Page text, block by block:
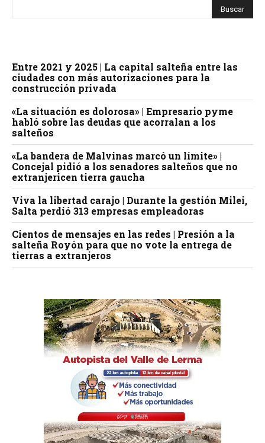
Entre 2021 y 2025 | La capital salteña entre las
ciudades con más autorizaciones para la
construcción privada
«La situación es dolorosa» | Empresario pyme
habló sobre las deudas que acorralan a los
salteños
«La bandera de Malvinas marcó un límite» |
Concejal pidió a los senadores salteños que no
extranjericen tierra gaucha
Viva la libertad carajo | Durante la gestión Milei,
Salta perdió 313 empresas empleadoras
Cientos de mensajes en las redes | Presión a la
salteña Royón para que no vote la entrega de
tierras a extranjeros